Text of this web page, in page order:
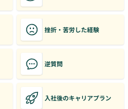
挫折・苦労した経験
逆質問
入社後のキャリアプラン